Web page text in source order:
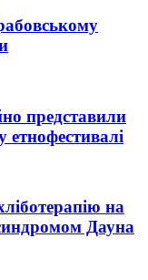
представили
на
Дауна